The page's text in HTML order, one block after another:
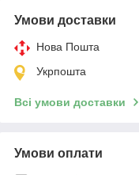
Умови доставки
Нова Пошта
Укрпошта
Всі умови доставки
Умови оплати